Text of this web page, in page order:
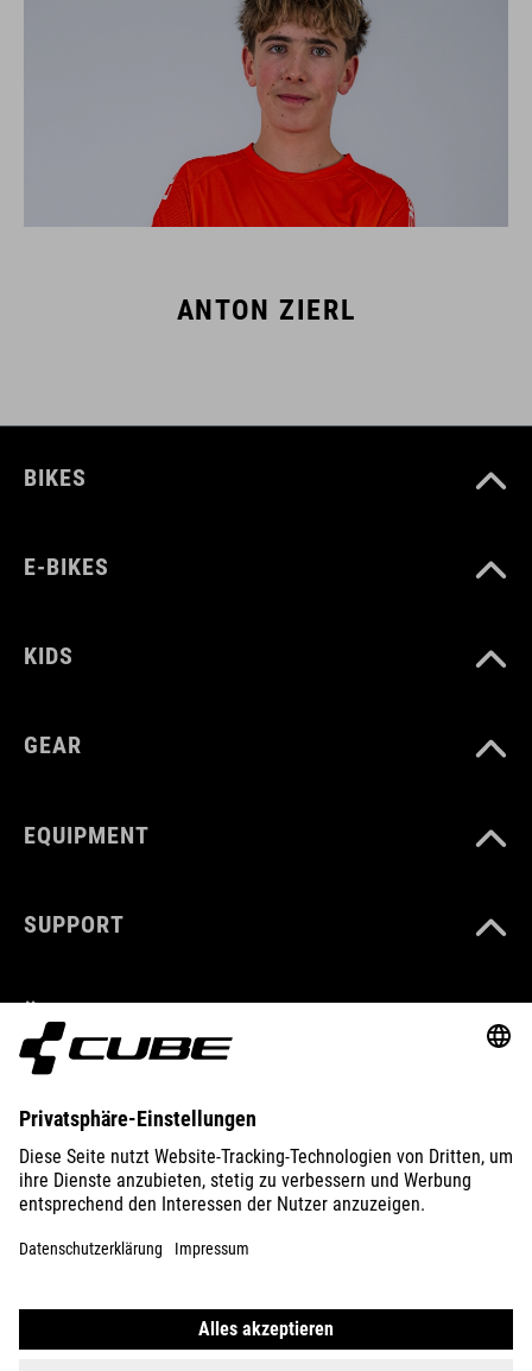
ANTON ZIERL
BIKES
E-BIKES
KIDS
GEAR
EQUIPMENT
SUPPORT
ENTDECKEN